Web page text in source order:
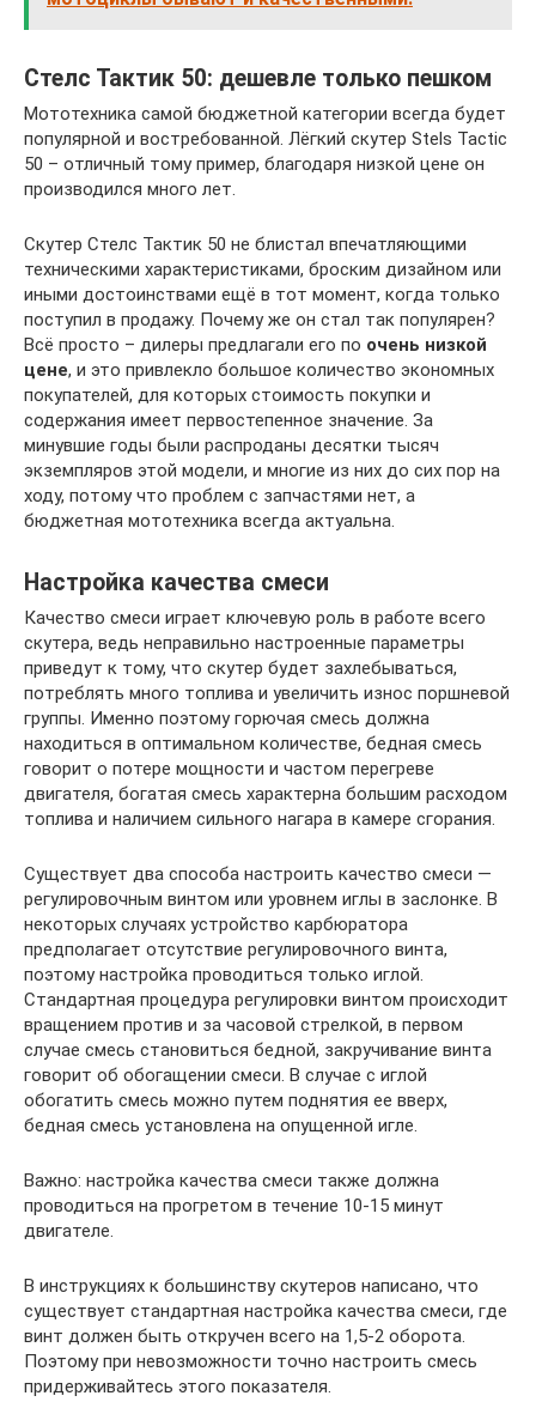
Стелс Тактик 50: дешевле только пешком
Мототехника самой бюджетной категории всегда будет
популярной и востребованной. Лёгкий скутер Stels Tactic
50 – отличный тому пример, благодаря низкой цене он
производился много лет.
Скутер Стелс Тактик 50 не блистал впечатляющими
техническими характеристиками, броским дизайном или
иными достоинствами ещё в тот момент, когда только
поступил в продажу. Почему же он стал так популярен?
Всё просто – дилеры предлагали его по очень низкой
цене, и это привлекло большое количество экономных
покупателей, для которых стоимость покупки и
содержания имеет первостепенное значение. За
минувшие годы были распроданы десятки тысяч
экземпляров этой модели, и многие из них до сих пор на
ходу, потому что проблем с запчастями нет, а
бюджетная мототехника всегда актуальна.
Настройка качества смеси
Качество смеси играет ключевую роль в работе всего
скутера, ведь неправильно настроенные параметры
приведут к тому, что скутер будет захлебываться,
потреблять много топлива и увеличить износ поршневой
группы. Именно поэтому горючая смесь должна
находиться в оптимальном количестве, бедная смесь
говорит о потере мощности и частом перегреве
двигателя, богатая смесь характерна большим расходом
топлива и наличием сильного нагара в камере сгорания.
Существует два способа настроить качество смеси —
регулировочным винтом или уровнем иглы в заслонке. В
некоторых случаях устройство карбюратора
предполагает отсутствие регулировочного винта,
поэтому настройка проводиться только иглой.
Стандартная процедура регулировки винтом происходит
вращением против и за часовой стрелкой, в первом
случае смесь становиться бедной, закручивание винта
говорит об обогащении смеси. В случае с иглой
обогатить смесь можно путем поднятия ее вверх,
бедная смесь установлена на опущенной игле.
Важно: настройка качества смеси также должна
проводиться на прогретом в течение 10-15 минут
двигателе.
В инструкциях к большинству скутеров написано, что
существует стандартная настройка качества смеси, где
винт должен быть откручен всего на 1,5-2 оборота.
Поэтому при невозможности точно настроить смесь
придерживайтесь этого показателя.